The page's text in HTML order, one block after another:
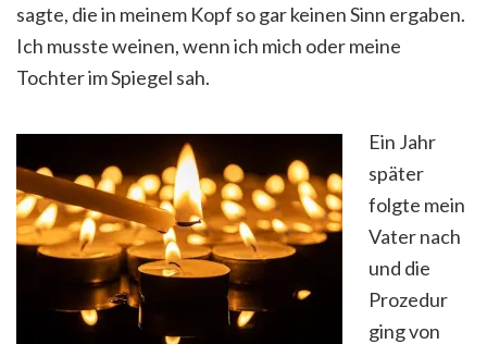
sagte, die in meinem Kopf so gar keinen Sinn ergaben.
Ich musste weinen, wenn ich mich oder meine
Tochter im Spiegel sah.
Ein Jahr
später
folgte mein
Vater nach
und die
Prozedur
ging von